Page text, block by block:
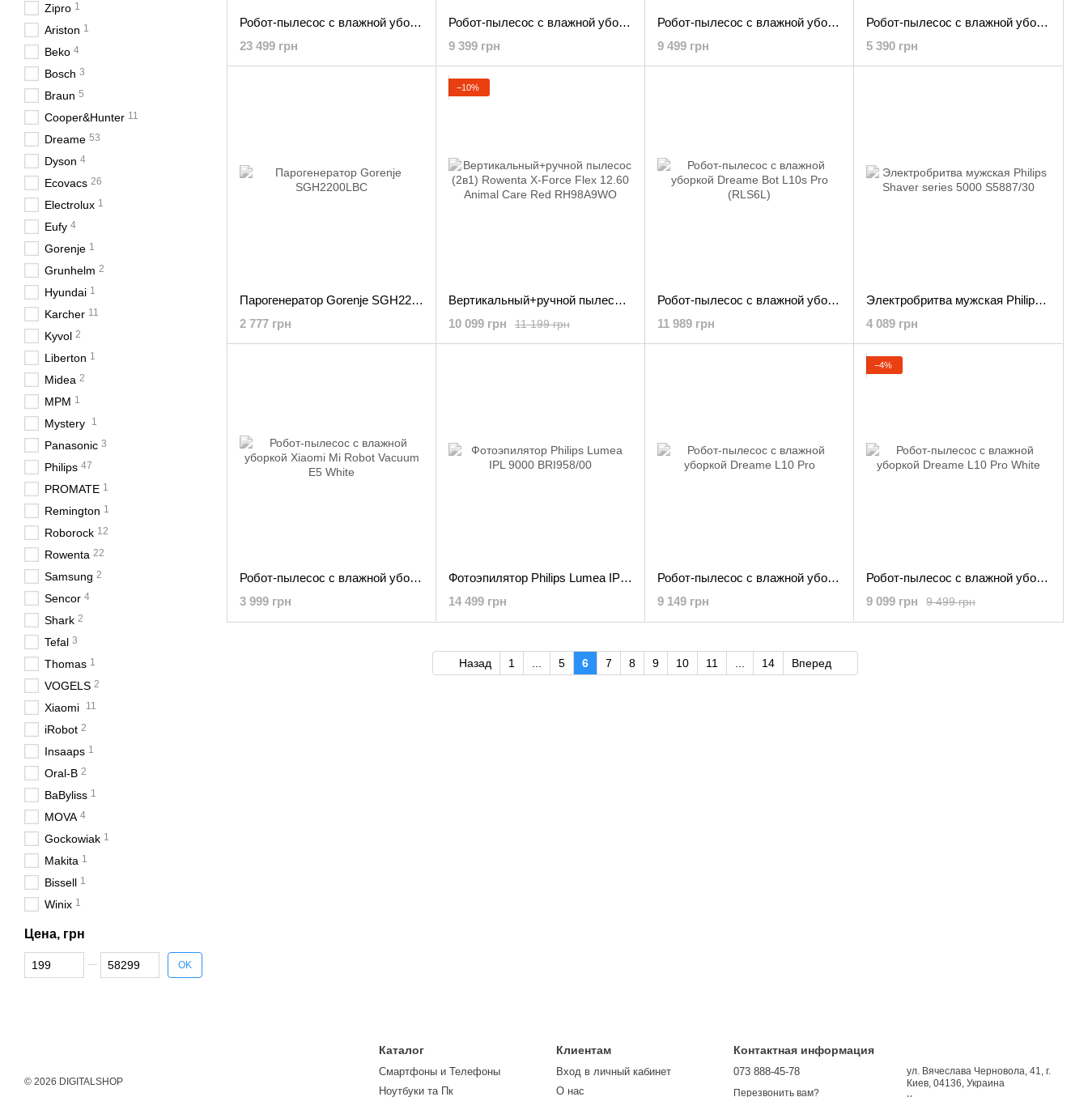
Робот-пылесос с влажной уборкой Dreame L10s Ultra (RLS6LADC)
23 499 грн
Робот-пылесос с влажной уборкой Dreame L10 Pro
9 399 грн
Робот-пылесос с влажной уборкой Dreame L10 Pro White
9 499 грн
Робот-пылесос с влажной уборкой Dreame MOVA M1
5 390 грн
Парогенератор Gorenje SGH2200LBC
2 777 грн
−10%
Вертикальный+ручной пылесос (2в1) Rowenta X-Force Flex 12.60 Animal Care Red RH98A9WO
11 199 грн
10 099 грн
Робот-пылесос с влажной уборкой Dreame Bot L10s Pro (RLS6L)
11 989 грн
Электробритва мужская Philips Shaver series 5000 S5887/30
4 089 грн
Робот-пылесос с влажной уборкой Xiaomi Mi Robot Vacuum E5 White
3 999 грн
Фотоэпилятор Philips Lumea IPL 9000 BRI958/00
14 499 грн
Робот-пылесос с влажной уборкой Dreame L10 Pro
9 149 грн
−4%
Робот-пылесос с влажной уборкой Dreame L10 Pro White
9 499 грн
9 099 грн
Назад 1 5 6 7 8 9 10 11 14 Вперед
Zipro 1
Ariston 1
Beko 4
Bosch 3
Braun 5
Cooper&Hunter 11
Dreame 53
Dyson 4
Ecovacs 26
Electrolux 1
Eufy 4
Gorenje 1
Grunhelm 2
Hyundai 1
Karcher 11
Kyvol 2
Liberton 1
Midea 2
MPM 1
Mystery 1
Panasonic 3
Philips 47
PROMATE 1
Remington 1
Roborock 12
Rowenta 22
Samsung 2
Sencor 4
Shark 2
Tefal 3
Thomas 1
VOGELS 2
Xiaomi 11
iRobot 2
Insaaps 1
Oral-B 2
BaByliss 1
MOVA 4
Gockowiak 1
Makita 1
Bissell 1
Winix 1
Цена, грн
От Цена, грн
До Цена, грн OK
© 2026 DIGITALSHOP
Каталог
Смартфоны и Телефоны
Ноутбуки та Пк
Клиентам
Вход в личный кабинет
О нас
Контактная информация
073 888-45-78
Перезвонить вам?
ул. Вячеслава Черновола, 41, г.
Киев, 04136, Украина